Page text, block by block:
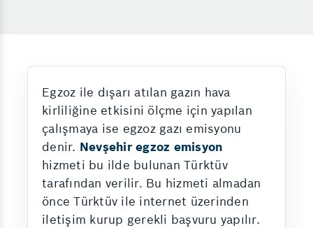
Egzoz ile dışarı atılan gazın hava
kirliliğine etkisini ölçme için yapılan
çalışmaya ise egzoz gazı emisyonu
denir. Nevşehir egzoz emisyon
hizmeti bu ilde bulunan Türktüv
tarafından verilir. Bu hizmeti almadan
önce Türktüv ile internet üzerinden
iletişim kurup gerekli başvuru yapılır.